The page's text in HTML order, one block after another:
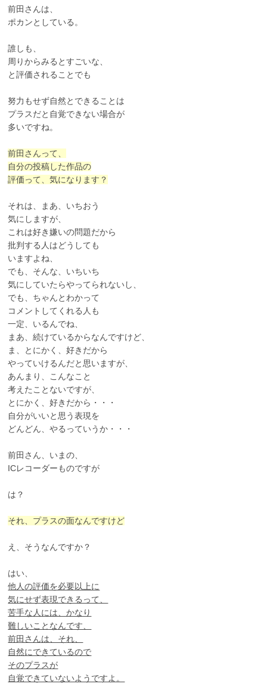
前田さんは、
ポカンとしている。
誰しも、
周りからみるとすごいな、
と評価されることでも
努力もせず自然とできることは
プラスだと自覚できない場合が
多いですね。
前田さんって、
自分の投稿した作品の
評価って、気になります？
それは、まあ、いちおう
気にしますが、
これは好き嫌いの問題だから
批判する人はどうしても
いますよね、
でも、そんな、いちいち
気にしていたらやってられないし、
でも、ちゃんとわかって
コメントしてくれる人も
一定、いるんでね、
まあ、続けているからなんですけど、
ま、とにかく、好きだから
やっていけるんだと思いますが、
あんまり、こんなこと
考えたことないですが、
とにかく、好きだから・・・
自分がいいと思う表現を
どんどん、やるっていうか・・・
前田さん、いまの、
ICレコーダーものですが
は？
それ、プラスの面なんですけど
え、そうなんですか？
はい、
他人の評価を必要以上に
気にせず表現できるって、
苦手な人には、かなり
難しいことなんです、
前田さんは、それ、
自然にできているので
そのプラスが
自覚できていないようですよ。